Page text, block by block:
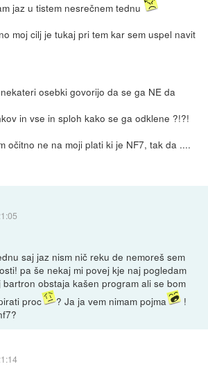
jaz u tistem nesrečnem tednu
moj cilj je tukaj pri tem kar sem uspel navit
osebki govorijo da se ga NE da
in vse in sploh kako se ga odklene ?!?!
očitno ne na moji plati ki je NF7, tak da ....
saj jaz nism nič reku de nemoreš sem
pa še nekaj mi povej kje naj pogledam
obstaja kašen program ali se bom
proc
? Ja ja vem nimam pojma
!